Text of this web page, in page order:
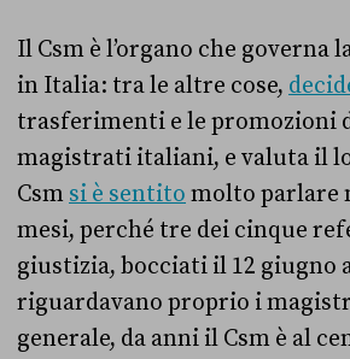
Il Csm è l’organo che governa
in Italia: tra le altre cose,
trasferimenti e le promozioni
magistrati italiani, e valuta il
Csm si è sentito molto parlare
mesi, perché tre dei cinque
giustizia, bocciati il 12 giugno
riguardavano proprio i
generale, da anni il Csm è al